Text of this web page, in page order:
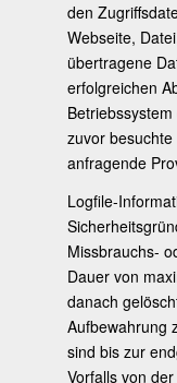
den
Webseite,
übertragene
erfolgreichen
zuvor
anfragende
Logfile-
Missbrauchs-
Dauer von
danach
Aufbewahrung
sind bis zur
Vorfalls von